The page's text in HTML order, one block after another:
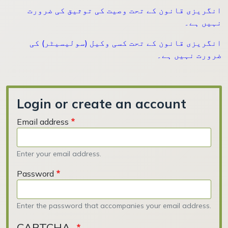
انگریزی قانون کے تحت وصیت کی توثیق کی ضرورت
نہیں ہے۔
انگریزی قانون کے تحت کسی وکیل (سولیسیٹر) کی
ضرورت نہیں ہے۔
Login or create an account
Email address
Enter your email address.
Password
Enter the password that accompanies your email address.